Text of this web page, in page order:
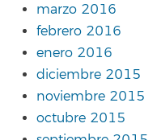
marzo 2016
febrero 2016
enero 2016
diciembre 2015
noviembre 2015
octubre 2015